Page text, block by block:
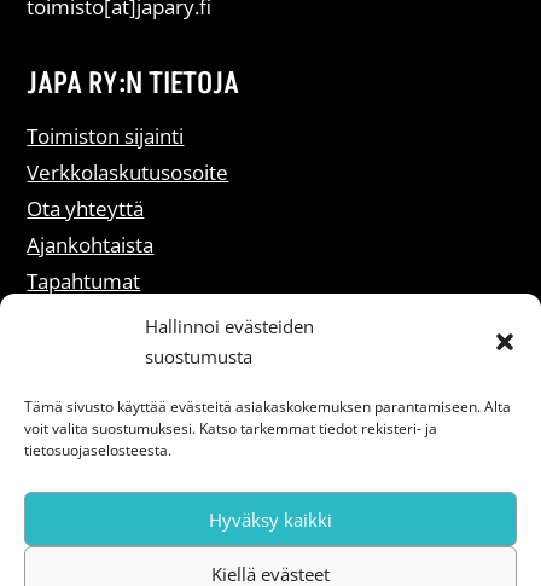
Hallinnoi evästeiden
suostumusta
Tämä sivusto käyttää evästeitä asiakaskokemuksen parantamiseen. Alta
voit valita suostumuksesi. Katso tarkemmat tiedot rekisteri- ja
tietosuojaselosteesta.
Hyväksy kaikki
Kiellä evästeet
toimisto[at]japary.fi
JAPA RY:N TIETOJA
Toimiston sijainti
Verkkolaskutusosoite
Ota yhteyttä
Ajankohtaista
Tapahtumat
Liity jäseneksi
Saavutettavuusseloste